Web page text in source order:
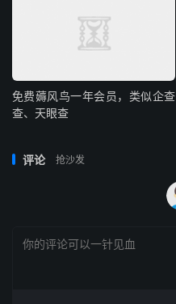
免费薅风鸟一年会员，类似企查
查、天眼查
评论 抢沙发